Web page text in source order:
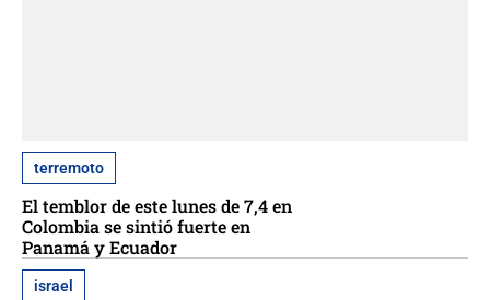
terremoto
El temblor de este lunes de 7,4 en
Colombia se sintió fuerte en
Panamá y Ecuador
israel